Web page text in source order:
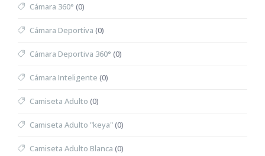
Cámara 360° (0)
Cámara Deportiva (0)
Cámara Deportiva 360° (0)
Cámara Inteligente (0)
Camiseta Adulto (0)
Camiseta Adulto "keya"(0)
Camiseta Adulto Blanca (0)